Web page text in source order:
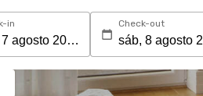
in Check-out